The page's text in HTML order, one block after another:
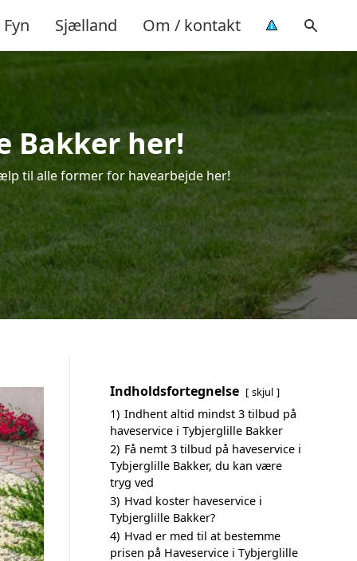
Fyn Sjælland Om / kontakt
Bakker her!
til alle former for havearbejde her!
Indholdsfortegnelse skjul
1) Indhent altid mindst 3 tilbud på
haveservice i Tybjerglille Bakker
2) Få nemt 3 tilbud på haveservice i
Tybjerglille Bakker, du kan være
tryg ved
3) Hvad koster haveservice i
Tybjerglille Bakker?
4) Hvad er med til at bestemme
prisen på Haveservice i Tybjerglille